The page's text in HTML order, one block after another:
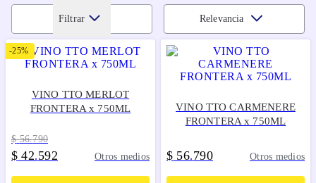
Filtrar Relevancia
-25%
VINO TTO MERLOT
FRONTERA x 750ML
$ 56.790
$ 42.592 Otros medios
VINO TTO CARMENERE
FRONTERA x 750ML
$ 56.790 Otros medios